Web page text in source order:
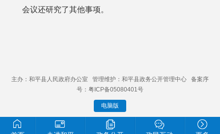
会议还研究了其他事项。
主办：和平县人民政府办公室 管理维护：和平县政务公开管理中心 备案序
号：粤ICP备05080401号
电脑版